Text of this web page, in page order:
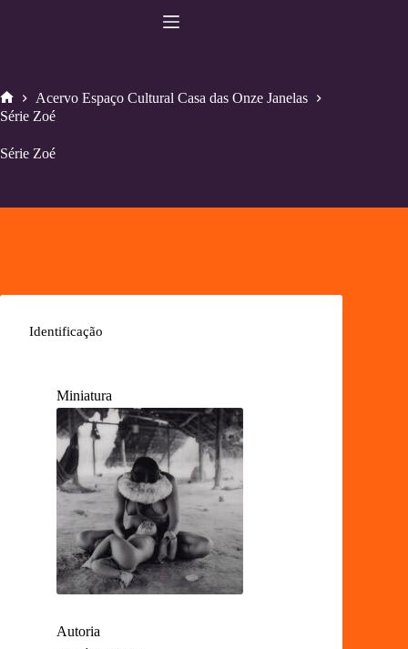
Home
Acervo Espaço Cultural Casa das Onze Janelas
Série Zoé
Série Zoé
Identificação
Miniatura
Autoria